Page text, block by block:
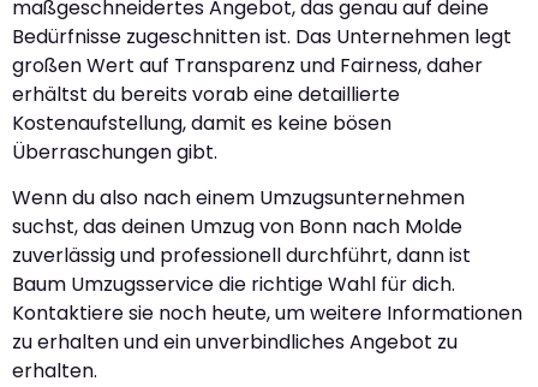
maßgeschneidertes Angebot, das genau auf deine
Bedürfnisse zugeschnitten ist. Das Unternehmen legt
großen Wert auf Transparenz und Fairness, daher
erhältst du bereits vorab eine detaillierte
Kostenaufstellung, damit es keine bösen
Überraschungen gibt.
Wenn du also nach einem Umzugsunternehmen
suchst, das deinen Umzug von Bonn nach Molde
zuverlässig und professionell durchführt, dann ist
Baum Umzugsservice die richtige Wahl für dich.
Kontaktiere sie noch heute, um weitere Informationen
zu erhalten und ein unverbindliches Angebot zu
erhalten.